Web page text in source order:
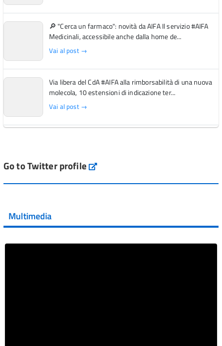
🔎 "Cerca un farmaco": novità da AIFA Il servizio #AIFA
Medicinali, accessibile anche dalla home de...
Vai al post →
Via libera del CdA #AIFA alla rimborsabilità di una nuova
molecola, 10 estensioni di indicazione ter...
Vai al post →
Vai al post →
Vai al post →
Go to Twitter profile aifa_ufficiale
Multimedia